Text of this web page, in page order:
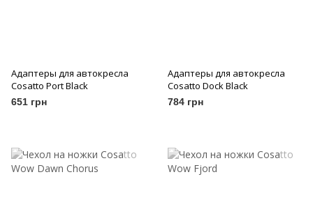
Адаптеры для автокресла
Cosatto Port Black
651 грн
Адаптеры для автокресла
Cosatto Dock Black
784 грн